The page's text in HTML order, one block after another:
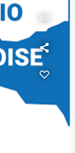
insert_link